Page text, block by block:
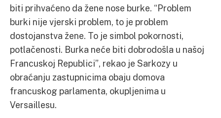
biti prihvaćeno da žene nose burke. “Problem
burki nije vjerski problem, to je problem
dostojanstva žene. To je simbol pokornosti,
potlačenosti. Burka neće biti dobrodošla u našoj
Francuskoj Republici”, rekao je Sarkozy u
obraćanju zastupnicima obaju domova
francuskog parlamenta, okupljenima u
Versaillesu.